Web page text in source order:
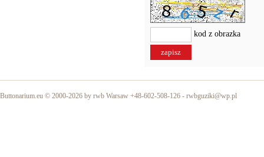
kod z obrazka
Buttonarium.eu © 2000-2026 by rwb Warsaw +48-602-508-126 - rwbguziki@wp.pl